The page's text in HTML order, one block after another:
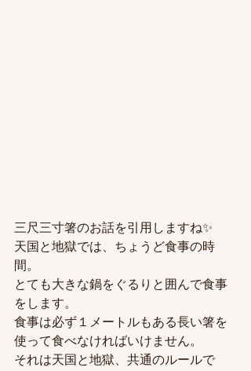
三尺三寸箸のお話を引用しますね✨
天国と地獄では、ちょうど食事の時
間。
とても大きな鍋をぐるりと囲んで食事
をします。
食事は必ず１メートルもある長い箸を
使って食べなければいけません。
それは天国と地獄、共通のルールで